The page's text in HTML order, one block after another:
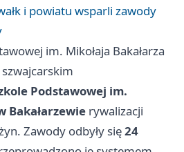
i powiatu wsparli zawody
im. Mikołaja Bakałarza
Podstawowej im.
Bakałarzewie rywalizacji
Zawody odbyły się24